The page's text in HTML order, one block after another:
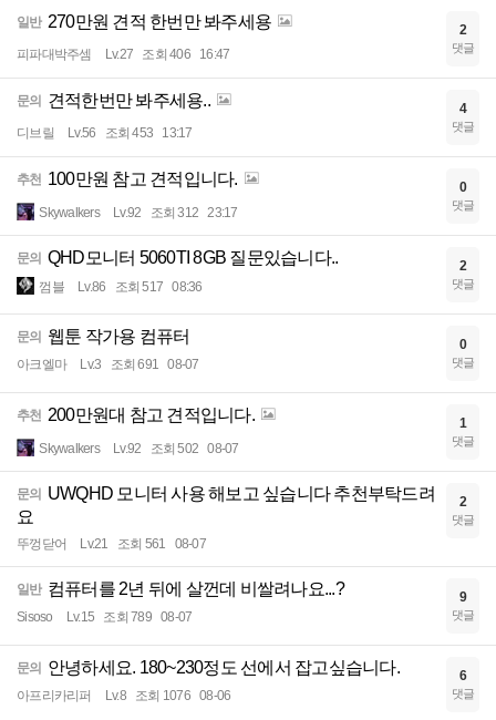
일반 270만원 견적 한번만 봐주세용
피파대박주셈 Lv.27 조회 406 16:47
2
댓글
문의 견적한번만 봐주세용..
디브릴 Lv.56 조회 453 13:17
4
댓글
추천 100만원 참고 견적입니다.
Skywalkers Lv.92 조회 312 23:17
0
댓글
문의 QHD모니터 5060TI 8GB 질문있습니다..
껌블 Lv.86 조회 517 08:36
2
댓글
문의 웹툰 작가용 컴퓨터
아크엘마 Lv.3 조회 691 08-07
0
댓글
추천 200만원대 참고 견적입니다.
Skywalkers Lv.92 조회 502 08-07
1
댓글
문의 UWQHD 모니터 사용 해보고 싶습니다 추천부탁드려
요
뚜껑닫어 Lv.21 조회 561 08-07
2
댓글
일반 컴퓨터를 2년 뒤에 살껀데 비쌀려나요...?
Sisoso Lv.15 조회 789 08-07
9
댓글
문의 안녕하세요. 180~230정도 선에서 잡고싶습니다.
아프리카리퍼 Lv.8 조회 1076 08-06
6
댓글